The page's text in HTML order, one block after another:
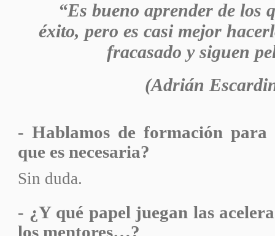
“Es bueno aprender de los
éxito, pero es casi mejor
fracasado y siguen
(Adrián
- Hablamos de formación para
que es necesaria?
Sin duda.
- ¿Y qué papel juegan las